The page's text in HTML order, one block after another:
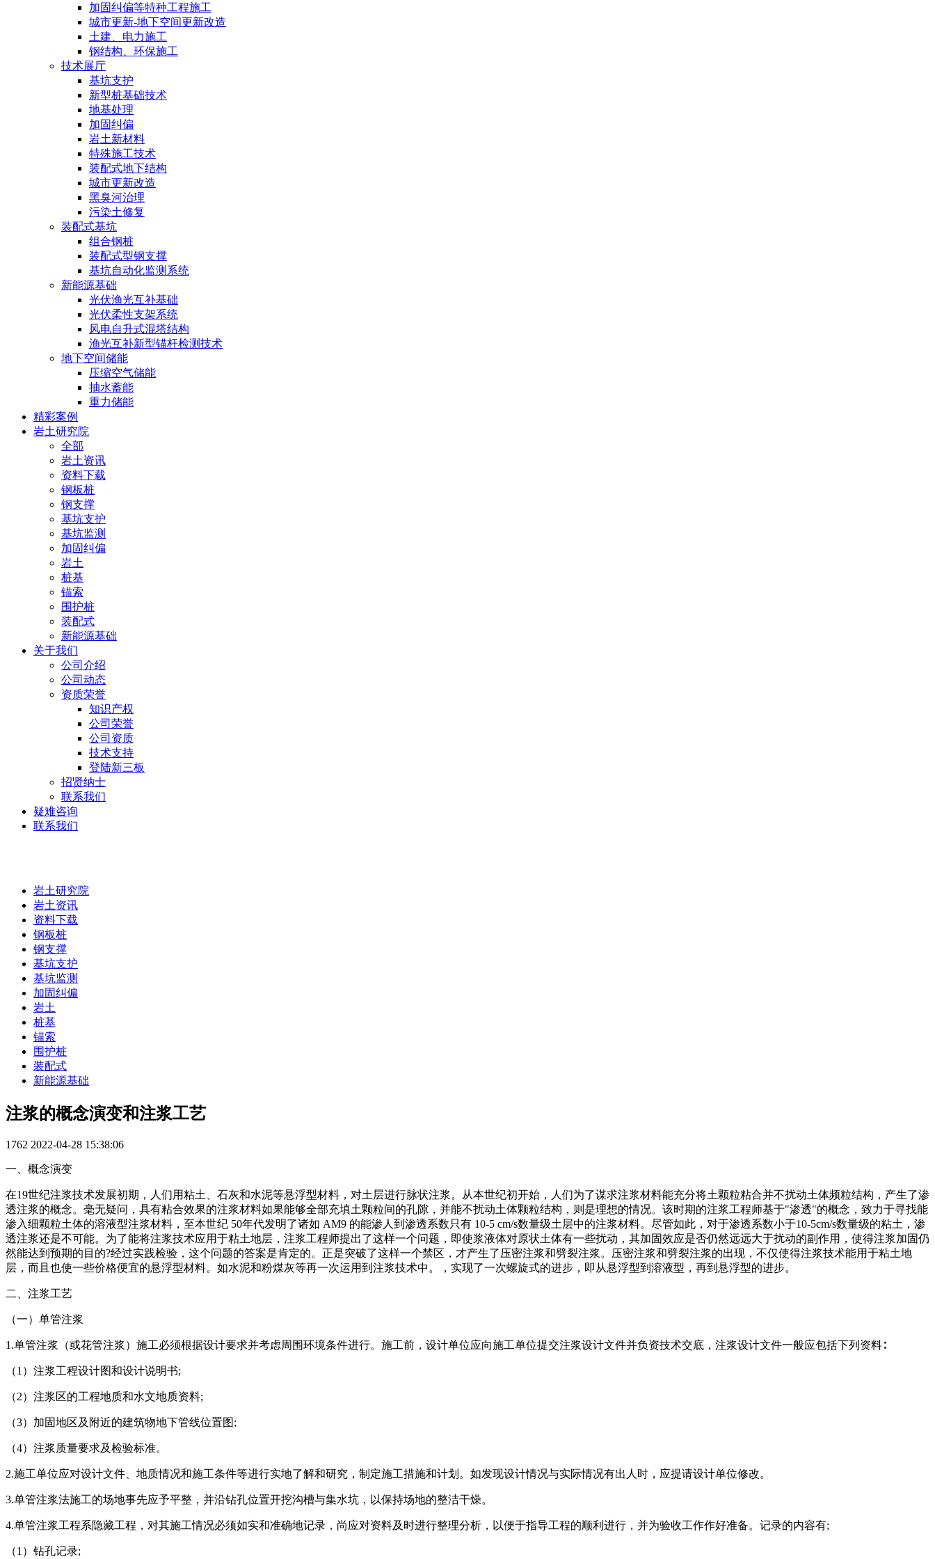
加固纠偏等特种工程施工
城市更新-地下空间更新改造
土建、电力施工
钢结构、环保施工
技术展厅
基坑支护
新型桩基础技术
地基处理
加固纠偏
岩土新材料
特殊施工技术
装配式地下结构
城市更新改造
黑臭河治理
污染土修复
装配式基坑
组合钢桩
装配式型钢支撑
基坑自动化监测系统
新能源基础
光伏渔光互补基础
光伏柔性支架系统
风电自升式混塔结构
渔光互补新型锚杆检测技术
地下空间储能
压缩空气储能
抽水蓄能
重力储能
精彩案例
岩土研究院
全部
岩土资讯
资料下载
钢板桩
钢支撑
基坑支护
基坑监测
加固纠偏
岩土
桩基
锚索
围护桩
装配式
新能源基础
关于我们
公司介绍
公司动态
资质荣誉
知识产权
公司荣誉
公司资质
技术支持
登陆新三板
招贤纳士
联系我们
疑难咨询
联系我们
岩土研究院
岩土资讯
资料下载
钢板桩
钢支撑
基坑支护
基坑监测
加固纠偏
岩土
桩基
锚索
围护桩
装配式
新能源基础
注浆的概念演变和注浆工艺
1762 2022-04-28 15:38:06
一、概念演变
在19世纪注浆技术发展初期，人们用粘土、石灰和水泥等悬浮型材料，对土层进行脉状注浆。从本世纪初开始，人们为了谋求注浆材料能充分将土颗粒粘合并不扰动土体频粒结构，产生了渗
透注浆的概念。毫无疑问，具有粘合效果的注浆材料如果能够全部充填土颗粒间的孔隙，并能不扰动土体颗粒结构，则是理想的情况。该时期的注浆工程师基于"渗透"的概念，致力于寻找能
渗入细颗粒土体的溶液型注浆材料，至本世纪 50年代发明了诸如 AM9 的能渗人到渗透系数只有 10-5 cm/s数量级土层中的注浆材料。尽管如此，对于渗透系数小于10-5cm/s数量级的粘土，渗
透注浆还是不可能。为了能将注浆技术应用于粘土地层，注浆工程师提出了这样一个问题，即使浆液体对原状土体有一些扰动，其加固效应是否仍然远远大于扰动的副作用，使得注浆加固仍
然能达到预期的目的?经过实践检验，这个问题的答案是肯定的。正是突破了这样一个禁区，才产生了压密注浆和劈裂注浆。压密注浆和劈裂注浆的出现，不仅使得注浆技术能用于粘土地
层，而且也使一些价格便宜的悬浮型材料。如水泥和粉煤灰等再一次运用到注浆技术中。，实现了一次螺旋式的进步，即从悬浮型到溶液型，再到悬浮型的进步。
二、注浆工艺
（一）单管注浆
1.单管注浆（或花管注浆）施工必须根据设计要求并考虑周围环境条件进行。施工前，设计单位应向施工单位提交注浆设计文件并负资技术交底，注浆设计文件一般应包括下列资料∶
（1）注浆工程设计图和设计说明书;
（2）注浆区的工程地质和水文地质资料;
（3）加固地区及附近的建筑物地下管线位置图;
（4）注浆质量要求及检验标准。
2.施工单位应对设计文件、地质情况和施工条件等进行实地了解和研究，制定施工措施和计划。如发现设计情况与实际情况有出人时，应提请设计单位修改。
3.单管注浆法施工的场地事先应予平整，并沿钻孔位置开挖沟槽与集水坑，以保持场地的整洁干燥。
4.单管注浆工程系隐藏工程，对其施工情况必须如实和准确地记录，尚应对资料及时进行整理分析，以便于指导工程的顺利进行，并为验收工作作好准备。记录的内容有;
（1）钻孔记录;